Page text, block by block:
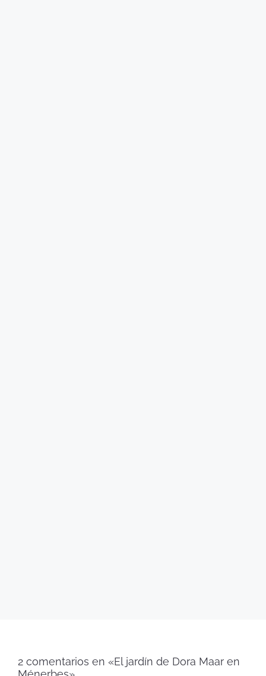
2 comentarios en «El jardín de Dora Maar en